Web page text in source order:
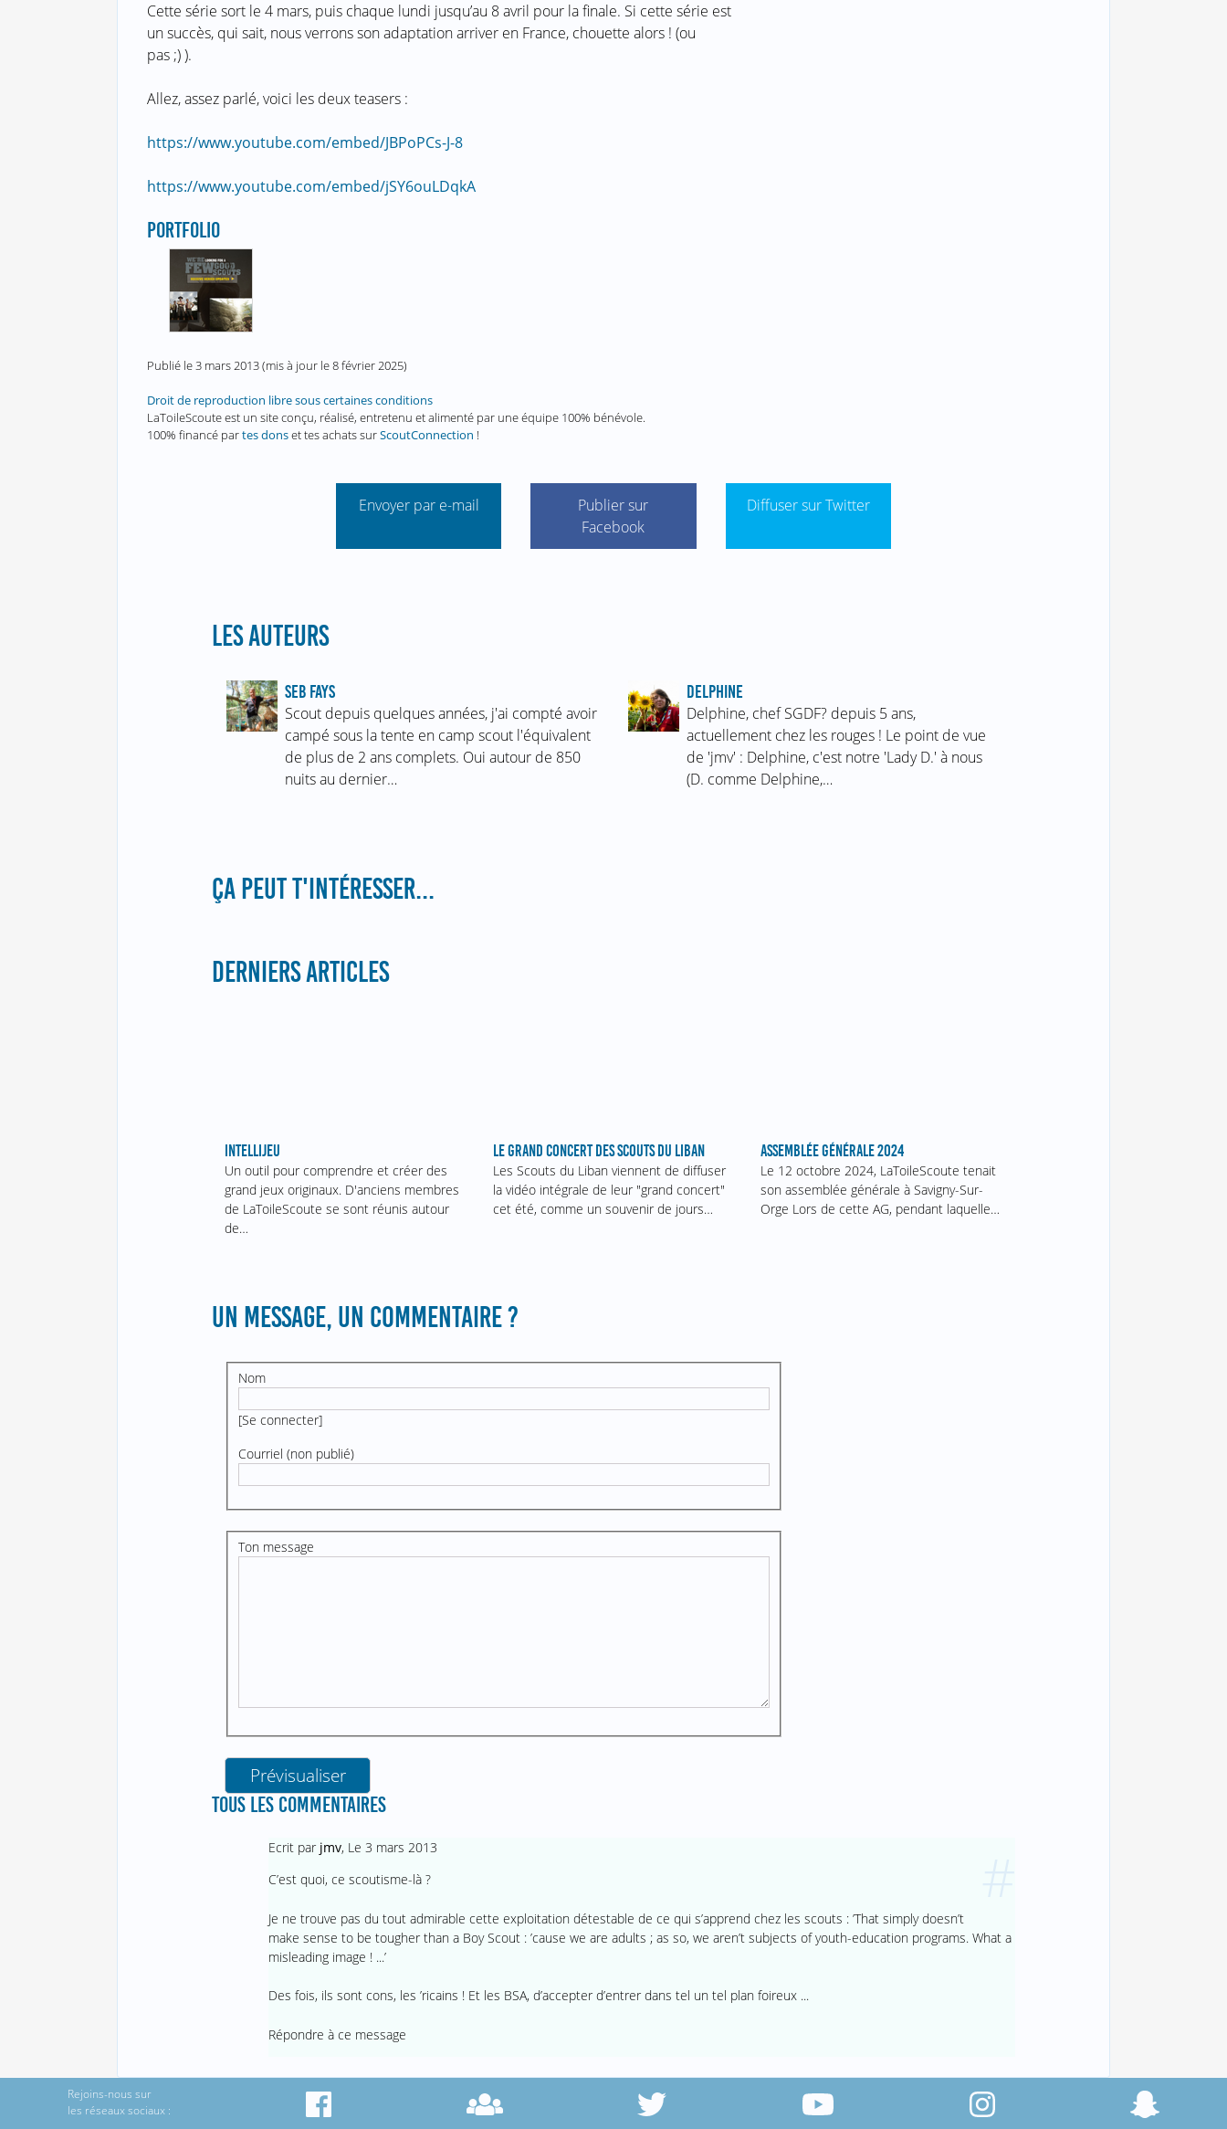
Cette série sort le 4 mars, puis chaque lundi jusqu’au 8 avril pour la finale. Si cette série est
un succès, qui sait, nous verrons son adaptation arriver en France, chouette alors ! (ou
pas ;) ).
Allez, assez parlé, voici les deux teasers :
https://www.youtube.com/embed/JBPoPCs-J-8
https://www.youtube.com/embed/jSY6ouLDqkA
PORTFOLIO
Publié le3 mars 2013(mis à jour le8 février 2025)
Droit de reproduction libre sous certaines conditions
LaToileScoute est un site conçu, réalisé, entretenu et alimenté par une équipe 100% bénévole.
100% financé partes donset tes achats surScoutConnection !
Envoyer par e-mail
Publier sur
Facebook
Diffuser sur Twitter
LES AUTEURS
SEB FAYS
Scout depuis quelques années, j'ai compté avoir
campé sous la tente en camp scout l'équivalent
de plus de 2 ans complets. Oui autour de 850
nuits au dernier…
DELPHINE
Delphine, chef SGDF? depuis 5 ans,
actuellement chez les rouges ! Le point de vue
de 'jmv' : Delphine, c'est notre 'Lady D.' à nous
(D. comme Delphine,…
ÇA PEUT T'INTÉRESSER...
DERNIERS ARTICLES
INTELLIJEU
Un outil pour comprendre et créer des
grand jeux originaux. D'anciens membres
de LaToileScoute se sont réunis autour
de…
LE GRAND CONCERT DES SCOUTS DU LIBAN
Les Scouts du Liban viennent de diffuser
la vidéo intégrale de leur "grand concert"
cet été, comme un souvenir de jours…
ASSEMBLÉE GÉNÉRALE 2024
Le 12 octobre 2024, LaToileScoute tenait
son assemblée générale à Savigny-Sur-
Orge Lors de cette AG, pendant laquelle…
UN MESSAGE, UN COMMENTAIRE ?
Nom
[Se connecter]
Courriel (non publié)
Ton message
TOUS LES COMMENTAIRES
Ecrit par jmv, Le 3 mars 2013
C’est quoi, ce scoutisme-là ?
Je ne trouve pas du tout admirable cette exploitation détestable de ce qui s’apprend chez les scouts : ’That simply doesn’t
make sense to be tougher than a Boy Scout : ’cause we are adults ; as so, we aren’t subjects of youth-education programs. What a
misleading image ! ...’
Des fois, ils sont cons, les ’ricains ! Et les BSA, d’accepter d’entrer dans tel un tel plan foireux ...
Répondre à ce message
Rejoins-nous sur
les réseaux sociaux :